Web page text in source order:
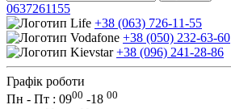
0637261155
+38 (063) 726-11-55
+38 (050) 232-63-60
+38 (096) 241-28-86
Графік роботи
Пн - Пт : 0900 -18 00